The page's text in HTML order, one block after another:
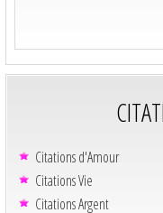
Citations d'Amour
Citations Vie
Citations Argent